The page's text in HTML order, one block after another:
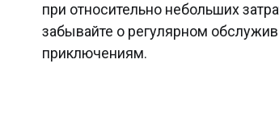
при относительно небольших
забывайте о регулярном
приключениям.